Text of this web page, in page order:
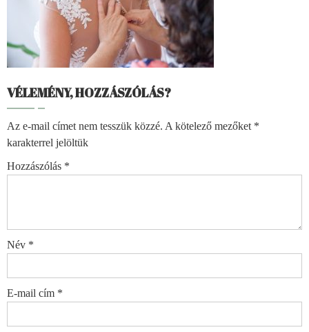
VÉLEMÉNY, HOZZÁSZÓLÁS?
Az e-mail címet nem tesszük közzé. A kötelező mezőket *
karakterrel jelöltük
Hozzászólás *
Név *
E-mail cím *